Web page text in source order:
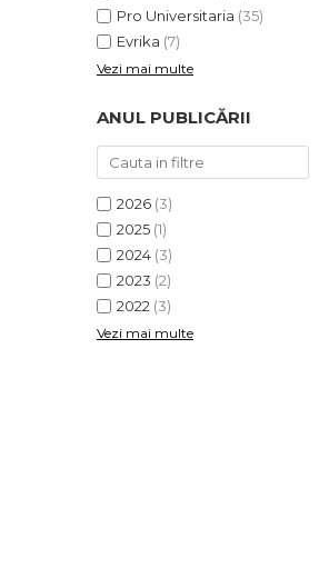
Pro Universitaria (35)
Evrika (7)
Vezi mai multe
ANUL PUBLICĂRII
2026 (3)
2025 (1)
2024 (3)
2023 (2)
2022 (3)
Vezi mai multe